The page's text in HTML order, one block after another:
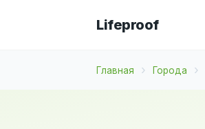
Lifeproof
Главная Города